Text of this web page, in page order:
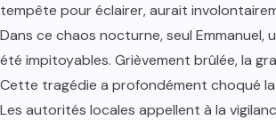
tempête pour éclairer, aurait
Dans ce chaos nocturne, seul
été impitoyables. Grièvement brûlée, la
Cette tragédie a profondément choqué
Les autorités locales appellent à la